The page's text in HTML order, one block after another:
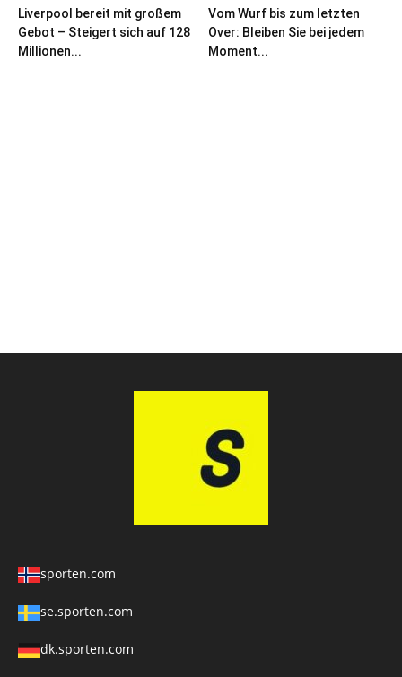
Liverpool bereit mit großem
Gebot – Steigert sich auf 128
Millionen...
Vom Wurf bis zum letzten
Over: Bleiben Sie bei jedem
Moment...
sporten.com
se.sporten.com
dk.sporten.com